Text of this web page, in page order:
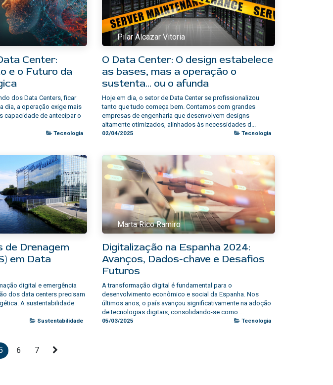
Center:
e o Futuro da
dos Data Centers, ficar
dia, a operação exige mais
capacidade de antecipar o
Tecnologia
Pilar Alcazar Vitoria
O Data Center: O design estabelece
as bases, mas a operação o
sustenta… ou o afunda
Hoje em dia, o setor de Data Center se profissionalizou
tanto que tudo começa bem. Contamos com grandes
empresas de engenharia que desenvolvem designs
altamente otimizados, alinhados às necessidades d...
02/04/2025 Tecnologia
de Drenagem
em Data
digital e emergência
dos data centers precisam
A sustentabilidade
Sustentabilidade
Marta Rico Ramiro
Digitalização na Espanha 2024:
Avanços, Dados-chave e Desafios
Futuros
A transformação digital é fundamental para o
desenvolvimento econômico e social da Espanha. Nos
últimos anos, o país avançou significativamente na adoção
de tecnologias digitais, consolidando-se como ...
05/03/2025 Tecnologia
6 7